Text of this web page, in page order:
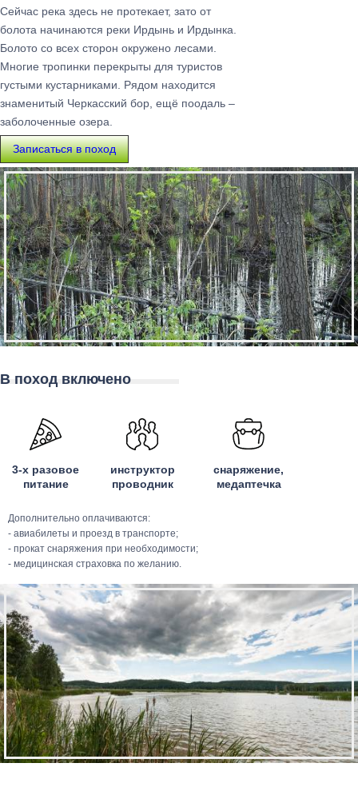
Сейчас река здесь не протекает, зато от
болота начинаются реки Ирдынь и Ирдынка.
Болото со всех сторон окружено лесами.
Многие тропинки перекрыты для туристов
густыми кустарниками. Рядом находится
знаменитый Черкасский бор, ещё поодаль –
заболоченные озера.
Записаться в поход
В поход включено
3-х разовое
питание
инструктор
проводник
снаряжение,
медаптечка
Дополнительно оплачиваются:
- авиабилеты и проезд в транспорте;
- прокат снаряжения при необходимости;
- медицинская страховка по желанию.